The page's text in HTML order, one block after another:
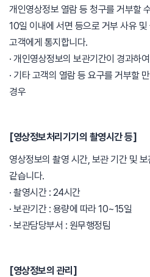
개인영상정보 열람 등 청구를 거부할
10일 이내에 서면 등으로 거부 사유
고객에게 통지합니다.
· 개인영상정보의 보관기간이 경과하
· 기타 고객의 열람 등 요구를 거부할
경우
[영상정보처리기기의 촬영시간 등]
영상정보의 촬영 시간, 보관 기간 및
같습니다.
· 촬영시간 : 24시간
· 보관기간 : 용량에 따라 10~15일
· 보관담당부서 : 원무행정팀
[영상정보의 관리]